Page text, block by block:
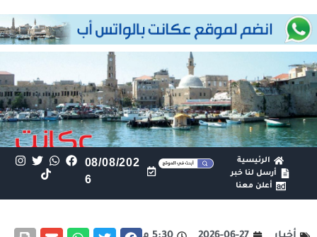
الرئيسية
أرسل لنا خبر
أعلن معنا
08/08/202
6